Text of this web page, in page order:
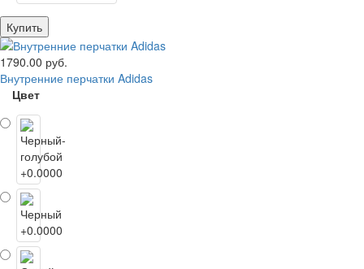
Купить
1790.00 руб.
Внутренние перчатки Adidas
Цвет